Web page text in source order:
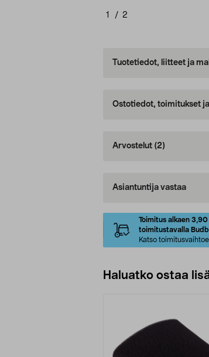
1 / 2
Tuotetiedot, liitteet ja
Ostotiedot, toimitukset
Arvostelut (2)
Asiantuntija vastaa
Toimitus alkaen
toimitustavalla
Katso
Haluatko ostaa